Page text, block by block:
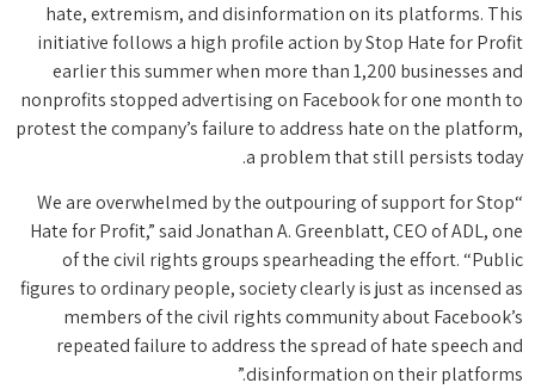
hate, extremism, and disinformation on its platforms. This
initiative follows a high profile action by Stop Hate for Profit
earlier this summer when more than 1,200 businesses and
nonprofits stopped advertising on Facebook for one month to
protest the company’s failure to address hate on the platform,
a problem that still persists today.
“We are overwhelmed by the outpouring of support for Stop
Hate for Profit,” said Jonathan A. Greenblatt, CEO of ADL, one
of the civil rights groups spearheading the effort. “Public
figures to ordinary people, society clearly is just as incensed as
members of the civil rights community about Facebook’s
repeated failure to address the spread of hate speech and
disinformation on their platforms.”